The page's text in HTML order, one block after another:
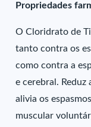
Propriedades
O Cloridrato de
tanto contra os
como contra a
e cerebral. Reduz
alivia os
muscular